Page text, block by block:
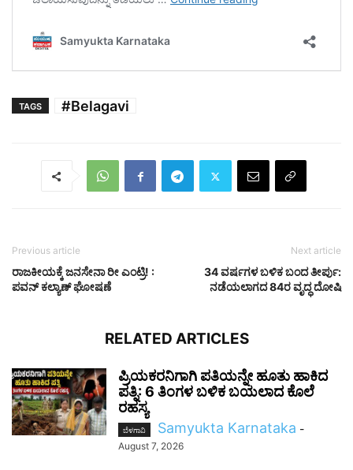
TAGS #Belagavi
Previous article
ರಾಜಕೀಯಕ್ಕೆ ಜನಸೇನಾ ರೀ ಎಂಟ್ರಿ! :
ಪವನ್ ಕಲ್ಯಾಣ್ ಘೋಷಣೆ
Next article
34 ವರ್ಷಗಳ ಬಳಿಕ ಬಂದ ತೀರ್ಪು:
ನಡೆಯಲಾಗದ 84ರ ವೃದ್ಧ ದೋಷಿ
RELATED ARTICLES
ಪ್ರಿಯಕರನಿಗಾಗಿ ಪತಿಯನ್ನೇ ಹೂತು ಹಾಕಿದ
ಪತ್ನಿ: 6 ತಿಂಗಳ ಬಳಿಕ ಬಯಲಾದ ಕೊಲೆ
ರಹಸ್ಯ
ಬೆಳಗಾವಿ Samyukta Karnataka -
August 7, 2026